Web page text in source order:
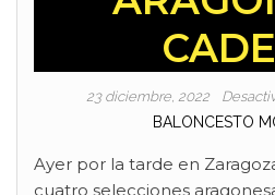
23 diciembre, 2022
BALONCESTO
Ayer por la tarde en
cuatro selecciones